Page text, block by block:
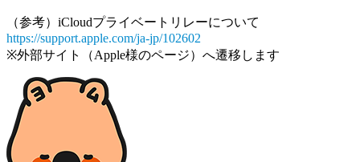
（参考）iCloudプライベートリレーについて
https://support.apple.com/ja-jp/102602
※外部サイト（Apple様のページ）へ遷移します